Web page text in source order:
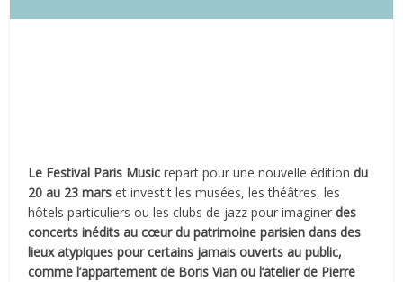
Le Festival Paris Musicrepart pour une nouvelle éditiondu
20 au 23 marset investit les musées, les théâtres, les
hôtels particuliers ou les clubs de jazz pour imaginer des
concerts inédits au cœur du patrimoine parisien dans des
lieux atypiques pour certains jamais ouverts au public,
comme l’appartement de Boris Vian ou l’atelier de Pierre